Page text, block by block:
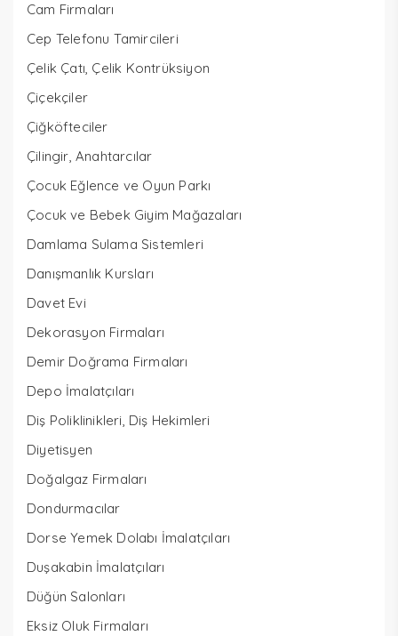
Cam Firmaları
Cep Telefonu Tamircileri
Çelik Çatı, Çelik Kontrüksiyon
Çiçekçiler
Çiğköfteciler
Çilingir, Anahtarcılar
Çocuk Eğlence ve Oyun Parkı
Çocuk ve Bebek Giyim Mağazaları
Damlama Sulama Sistemleri
Danışmanlık Kursları
Davet Evi
Dekorasyon Firmaları
Demir Doğrama Firmaları
Depo İmalatçıları
Diş Poliklinikleri, Diş Hekimleri
Diyetisyen
Doğalgaz Firmaları
Dondurmacılar
Dorse Yemek Dolabı İmalatçıları
Duşakabin İmalatçıları
Düğün Salonları
Eksiz Oluk Firmaları